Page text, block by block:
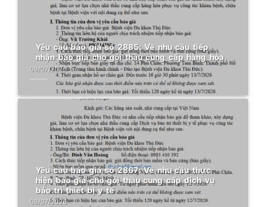
Yêu cầu báo giá số 2885: Về nhu cầu tiếp
nhận báo giá cho gói thầu cung cấp hàng hóa
09/07/2026
Yêu cầu báo giá số 2867: Về nhu cầu thực
hiện báo giá cho gói thầu cung cấp dịch vụ
bảo trì thiết bị y tế
08/07/2026